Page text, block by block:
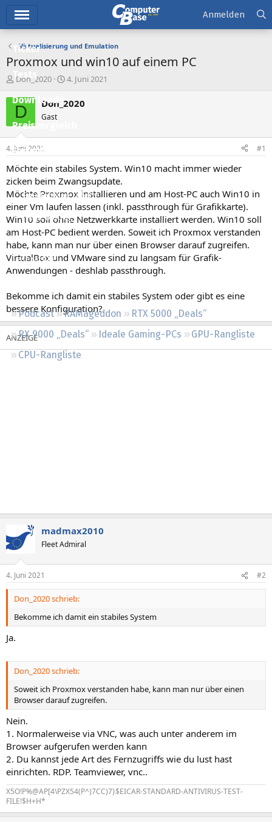
Ticker
Tests
Downloads
Preisvergleich
Forum
Aktuelles
Empfohlene Inhalte
Neue Beiträge
Neueste Aktivitäten
Leserartikel
Podcast RAMageddon
RTX 5000 „Deals“
RX 9000 „Deals“
Ideale Gaming-PCs
GPU-Rangliste
CPU-Rangliste
Anmelden
Virtualisierung und Emulation
Proxmox und win10 auf einem PC
E
s
e
e
r
Don_2020
E
s
t
a
4. Juni 2021
D Don_2020
Gast
4. Juni 2021 #1
Möchte ein stabiles System. Win10 macht immer wieder
zicken beim Zwangsupdate.
Möchte Proxmox installieren und am Host-PC auch Win10 in
einer Vm laufen lassen (inkl. passthrough für Grafikkarte).
Win10 soll ohne Netzwerkkarte installiert werden. Win10 soll
am Host-PC bedient werden. Soweit ich Proxmox verstanden
habe, kann man nur über einen Browser darauf zugreifen.
VirtualBox und VMware sind zu langsam für Grafik-
Anwendungen - deshlab passthrough.
Bekomme ich damit ein stabiles System oder gibt es eine
bessere Konfiguration?
madmax2010
Fleet Admiral
4. Juni 2021 #2
Don_2020 schrieb:
Bekomme ich damit ein stabiles System
Ja.
Don_2020 schrieb:
Soweit ich Proxmox verstanden habe, kann man nur über einen
Browser darauf zugreifen.
Nein.
1. Normalerweise via VNC, was auch unter anderem im
Browser aufgerufen werden kann
2. Du kannst jede Art des Fernzugriffs wie du lust hast
einrichten. RDP. Teamviewer, vnc..
X5O!P%@AP[4\PZX54(P^)7CC)7}$EICAR-STANDARD-ANTIVIRUS-TEST-
FILE!$H+H*